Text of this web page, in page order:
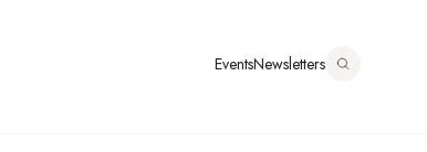
Newsletters
Events